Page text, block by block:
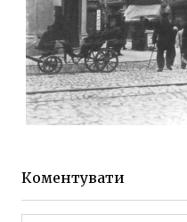
ЖИТОМИР
Коментувати